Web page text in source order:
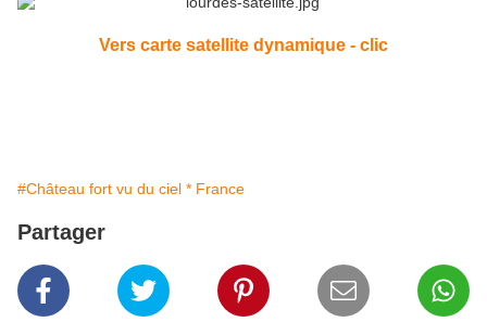
Vers carte satellite dynamique - clic
#Château fort vu du ciel * France
Partager